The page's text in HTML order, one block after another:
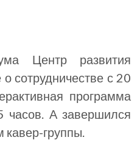
Центр развития
сотрудничестве с 20
программа
часов. А завершился
кавер-группы.